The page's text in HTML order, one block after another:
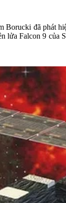
Borucki đã phát
lửa Falcon 9